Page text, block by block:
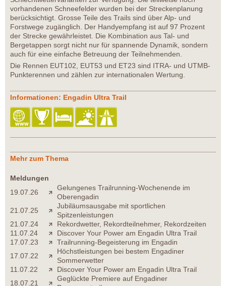
vorhandenen Schneefelder wurden bei der Streckenplanung
berücksichtigt. Grosse Teile des Trails sind über Alp- und
Forstwege zugänglich. Der Handyempfang ist auf 97 Prozent
der Strecke gewährleistet. Die Kombination aus Tal- und
Bergetappen sorgt nicht nur für spannende Dynamik, sondern
auch für eine einfache Betreuung der Teilnehmenden.
Die Rennen EUT102, EUT53 und ET23 sind ITRA- und UTMB-
Punkterennen und zählen zur internationalen Wertung.
Informationen: Engadin Ultra Trail
Mehr zum Thema
Meldungen
19.07.26
Gelungenes Trailrunning-Wochenende im
Oberengadin
21.07.25
Jubiläumsausgabe mit sportlichen
Spitzenleistungen
21.07.24
Rekordwetter, Rekordteilnehmer, Rekordzeiten
11.07.24
Discover Your Power am Engadin Ultra Trail
17.07.23
Trailrunning-Begeisterung im Engadin
17.07.22
Höchstleistungen bei bestem Engadiner
Sommerwetter
11.07.22
Discover Your Power am Engadin Ultra Trail
18.07.21
Geglückte Premiere auf Engadiner